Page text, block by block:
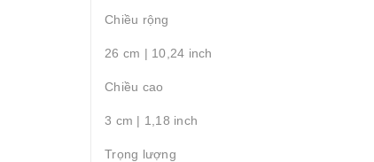
Chiều rộng
26 cm | 10,24 inch
Chiều cao
3 cm | 1,18 inch
Trọng lượng